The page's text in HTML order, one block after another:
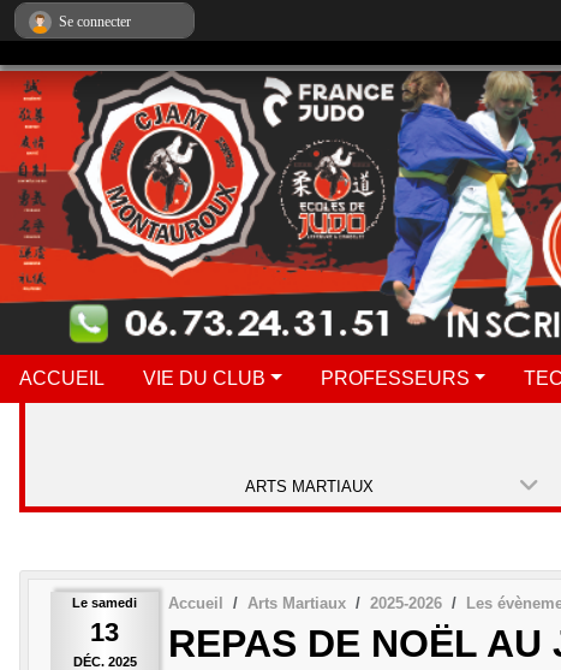
ACCUEIL VIE DU CLUB PROFESSEURS
ARTS MARTIAUX
Le samedi
13
DÉC. 2025
Accueil Arts Martiaux 2025-2026 Les
REPAS DE NOËL AU
Se connecter
Panneau de gestion des cookies